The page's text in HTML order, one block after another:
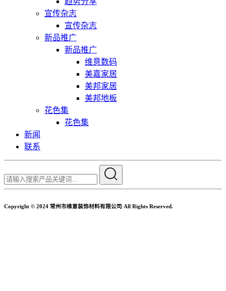
宣传杂志
宣传杂志
新品推广
新品推广
维意数码
美嘉家居
美邦家居
美邦地板
花色集
花色集
新闻
联系
Copyright © 2024 常州市维意装饰材料有限公司 All Rights Reserved.